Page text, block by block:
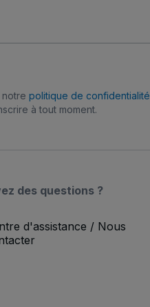
politique de confidentialité
à tout moment.
des questions ?
d'assistance / Nous